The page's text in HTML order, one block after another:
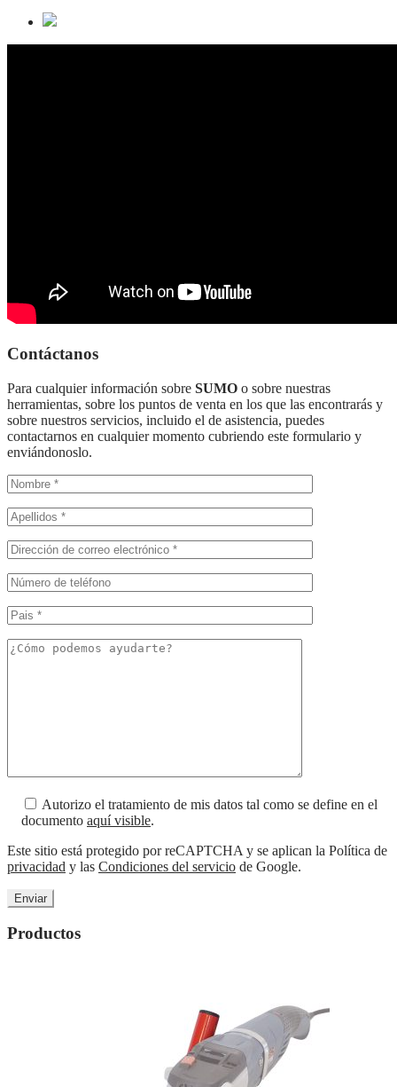
Contáctanos
Para cualquier información sobre SUMO o sobre nuestras
herramientas, sobre los puntos de venta en los que las encontrarás y
sobre nuestros servicios, incluido el de asistencia, puedes
contactarnos en cualquier momento cubriendo este formulario y
enviándonoslo.
Autorizo el tratamiento de mis datos tal como se define en el
documento aquí visible.
Este sitio está protegido por reCAPTCHA y se aplican la Política de
privacidad y las Condiciones del servicio de Google.
Productos